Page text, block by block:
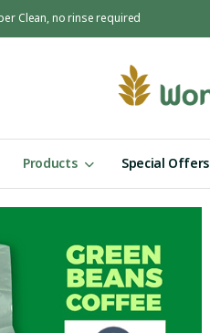
Clean, no rinse required
Products Special Offers